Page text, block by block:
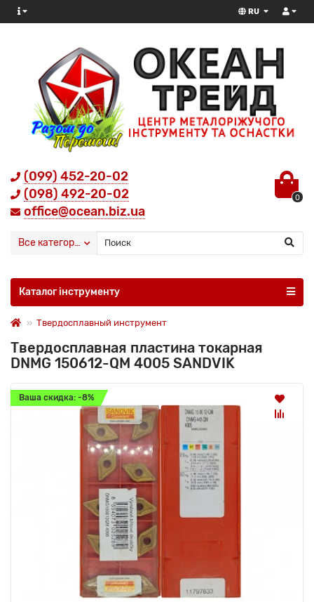
RU
(099) 452-20-02
(098) 492-20-02
office@ocean.biz.ua
0
Все категории
Каталог інструменту
Твердосплавный инструмент
Твердосплавная пластина токарная
DNMG 150612-QM 4005 SANDVIK
Ваша скидка: -8%